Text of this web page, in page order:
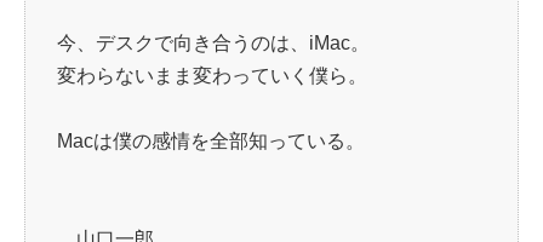
今、デスクで向き合うのは、iMac。
変わらないまま変わっていく僕ら。
Macは僕の感情を全部知っている。